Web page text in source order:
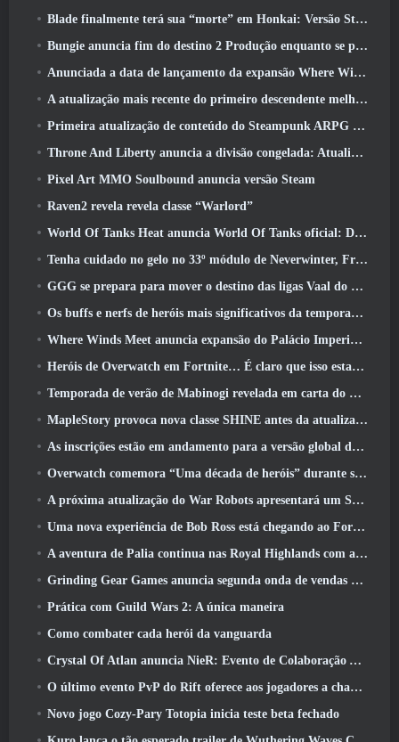
Blade finalmente terá sua “morte” em Honkai: Versão Star Rail 4.3
Bungie anuncia fim do destino 2 Produção enquanto se preparam para trabalhar em novos projetos
Anunciada a data de lançamento da expansão Where Winds Meet “Imperial Palace”
A atualização mais recente do primeiro descendente melhora o ciclo agrícola e atualiza o modo Onslaught
Primeira atualização de conteúdo do Steampunk ARPG Crystalfall para abordar “principais preocupações dos jogadores”
Throne And Liberty anuncia a divisão congelada: Atualização Nix
Pixel Art MMO Soulbound anuncia versão Steam
Raven2 revela revela classe “Warlord”
World Of Tanks Heat anuncia World Of Tanks oficial: Data de lançamento do HEAT
Tenha cuidado no gelo no 33º módulo de Neverwinter, Frio cortante
GGG se prepara para mover o destino das ligas Vaal do Path Of Exile 2 antes do lançamento do Return Of The Ancients
Os buffs e nerfs de heróis mais significativos da temporada 8
Where Winds Meet anuncia expansão do Palácio Imperial e compartilha um roteiro de conteúdo “massivo”
Heróis de Overwatch em Fortnite… É claro que isso estava prestes a acontecer
Temporada de verão de Mabinogi revelada em carta do produtor
MapleStory provoca nova classe SHINE antes da atualização de junho
As inscrições estão em andamento para a versão global do ‘Teste de Prólogo’ Limit Zero Breakers da NCSoft
Overwatch comemora “Uma década de heróis” durante seu 10º aniversário
A próxima atualização do War Robots apresentará um Sniper inspirado em Lovecraft
Uma nova experiência de Bob Ross está chegando ao Fortnite
A aventura de Palia continua nas Royal Highlands com a atualização de hoje
Grinding Gear Games anuncia segunda onda de vendas de ingressos ExileCon
Prática com Guild Wars 2: A única maneira
Como combater cada herói da vanguarda
Crystal Of Atlan anuncia NieR: Evento de Colaboração Automata
O último evento PvP do Rift oferece aos jogadores a chance de ganhar até 4000 Créditos e um novo título
Novo jogo Cozy-Pary Totopia inicia teste beta fechado